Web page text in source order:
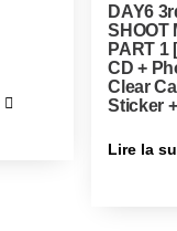
DAY6
SHOOT
PART 1
CD +
Clear
Sticker
Lire la